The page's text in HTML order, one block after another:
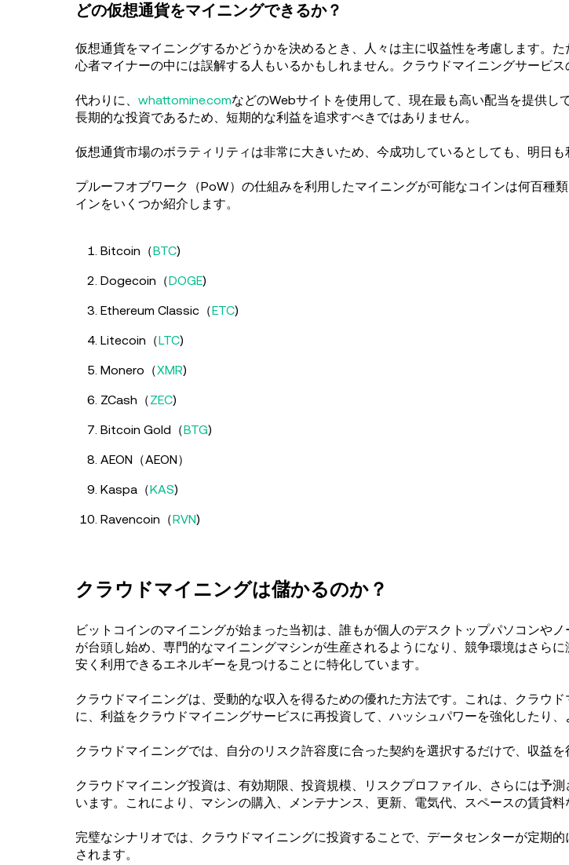
どの仮想通貨をマイニングできるか？
仮想通貨をマイニングするかどうかを決めるとき、人々は主に収益性を考慮します。
心者マイナーの中には誤解する人もいるかもしれません。クラウドマイニングサービス
代わりに、 whattomine.comなどのWebサイトを使用して、現在最も高い配当を提供
長期的な投資であるため、短期的な利益を追求すべきではありません。
仮想通貨市場のボラティリティは非常に大きいため、今成功しているとしても、明日も
プルーフオブワーク（PoW）の仕組みを利用したマイニングが可能なコインは何百種
インをいくつか紹介します。
Bitcoin（BTC)
Dogecoin（DOGE)
Ethereum Classic（ETC)
Litecoin（LTC)
Monero（XMR)
ZCash（ZEC)
Bitcoin Gold（BTG)
AEON（AEON）
Kaspa（KAS)
Ravencoin（RVN)
クラウドマイニングは儲かるのか？
ビットコインのマイニングが始まった当初は、誰もが個人のデスクトップパソコンや
が台頭し始め、専門的なマイニングマシンが生産されるようになり、競争環境はさら
安く利用できるエネルギーを見つけることに特化しています。
クラウドマイニングは、受動的な収入を得るための優れた方法です。これは、クラウ
に、利益をクラウドマイニングサービスに再投資して、ハッシュパワーを強化したり
クラウドマイニングでは、自分のリスク許容度に合った契約を選択するだけで、収益を
クラウドマイニング投資は、有効期限、投資規模、リスクプロファイル、さらには予測
います。これにより、マシンの購入、メンテナンス、更新、電気代、スペースの賃貸料
完璧なシナリオでは、クラウドマイニングに投資することで、データセンターが定期
されます。